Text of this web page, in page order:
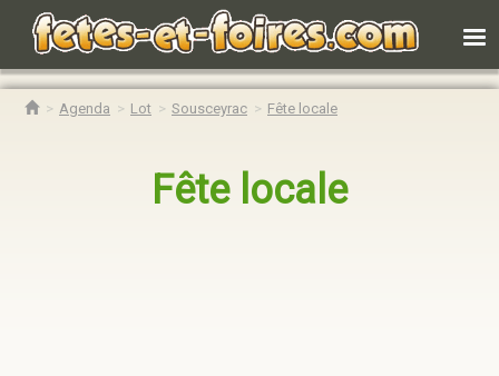
Agenda Lot Sousceyrac Fête locale
Fête locale